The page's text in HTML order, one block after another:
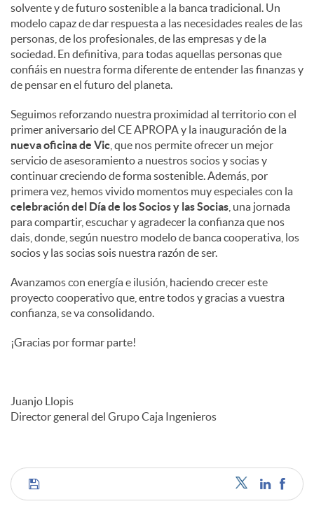
solvente y de futuro sostenible a la banca tradicional. Un
modelo capaz de dar respuesta a las necesidades reales de las
personas, de los profesionales, de las empresas y de la
sociedad. En definitiva, para todas aquellas personas que
confiáis en nuestra forma diferente de entender las finanzas y
de pensar en el futuro del planeta.
Seguimos reforzando nuestra proximidad al territorio con el
primer aniversario del CE APROPA y la inauguración de la
nueva oficina de Vic , que nos permite ofrecer un mejor
servicio de asesoramiento a nuestros socios y socias y
continuar creciendo de forma sostenible. Además, por
primera vez, hemos vivido momentos muy especiales con la
celebración del Día de los Socios y las Socias , una jornada
para compartir, escuchar y agradecer la confianza que nos
dais, donde, según nuestro modelo de banca cooperativa, los
socios y las socias sois nuestra razón de ser.
Avanzamos con energía e ilusión, haciendo crecer este
proyecto cooperativo que, entre todos y gracias a vuestra
confianza, se va consolidando.
¡Gracias por formar parte!
Juanjo Llopis
Director general del Grupo Caja Ingenieros
C